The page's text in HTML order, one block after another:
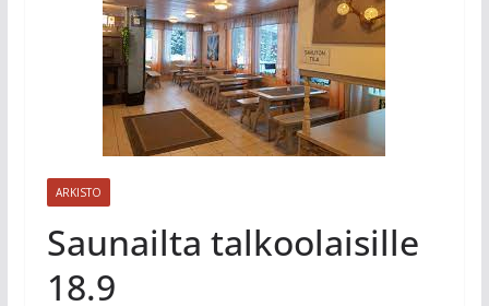
ARKISTO
Saunailta talkoolaisille
18.9